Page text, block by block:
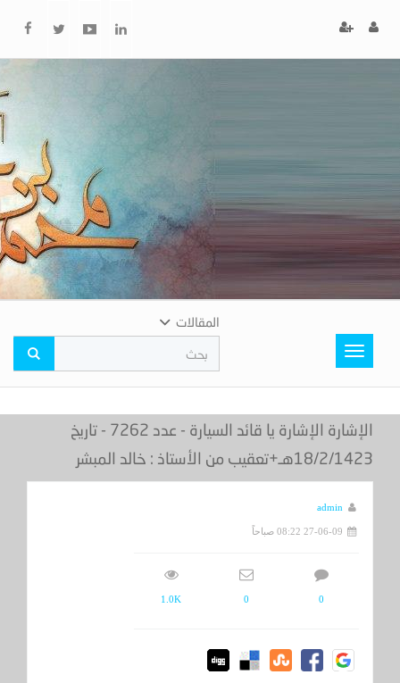
Toggle
navigation
المقالات
الإشارة الإشارة يا قائد السيارة - عدد 7262 - تاريخ
18/2/1423هـ+تعقيب من الأستاذ : خالد المبشر
admin
27-06-09 08:22 صباحاً
0
0
1.0K